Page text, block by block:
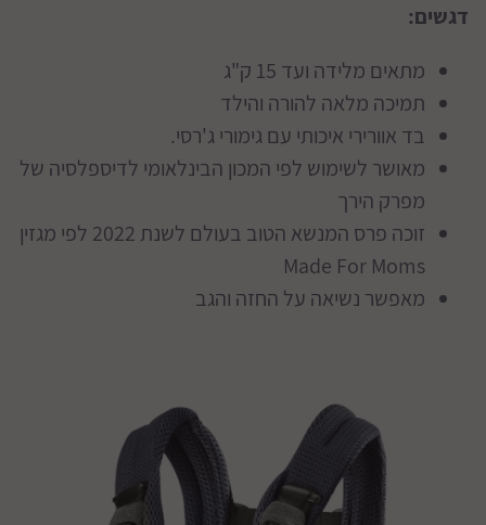
דגשים:
מתאים מלידה ועד 15 ק"ג
תמיכה מלאה להורה והילד
בד אוורירי איכותי עם גימורי ג'רסי.
מאושר לשימוש לפי המכון הבינלאומי לדיספלסיה של
מפרק הירך
זוכה פרס המנשא הטוב בעולם לשנת 2022 לפי מגזין
Made For Moms
מאפשר נשיאה על החזה והגב